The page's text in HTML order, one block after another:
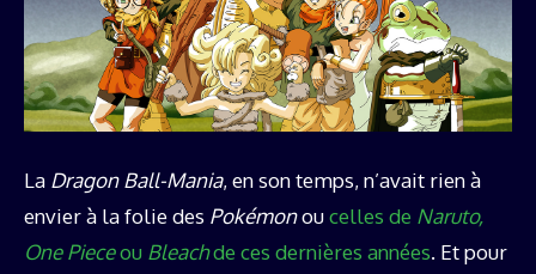
La Dragon Ball-Mania, en son temps, n’avait rien à
envier à la folie des Pokémonoucelles de Naruto,
One Pieceou Bleachde ces dernières années. Et pour